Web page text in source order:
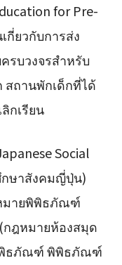
for Pre-
กี่ยวกับการส่ง
รบวงจรสำหรับ
สถานพักเด็กที่ได้
กเรียน
Social
กษาสังคมญี่ปุ่น)
หมายพิพิธภัณฑ์
กฎหมายห้องสมุด
พิธภัณฑ์ พิพิธภัณฑ์